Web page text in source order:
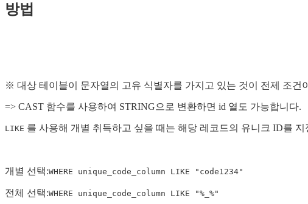
방법
※ 대상 테이블이 문자열의 고유 식별자를 가지고 있는 것이 전제 조건
=> CAST 함수를 사용하여 STRING으로 변환하면 id 열도 가능합니다.
LIKE 를 사용해 개별 취득하고 싶을 때는 해당 레코드의 유니크 ID를
개별 선택:WHERE unique_code_column LIKE "code1234"
전체 선택:WHERE unique_code_column LIKE "%_%"